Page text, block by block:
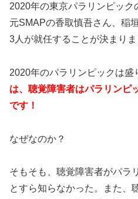
2020年の東京パラリンピック
元SMAPの香取慎吾さん、稲
3 人が就任することが決まりま
2020年のパラリンピックは盛
は、聴覚障害者はパラリンピ
です！
なぜなのか？
そもそも、聴覚障害者がパラ
とすら知らなかった。また、